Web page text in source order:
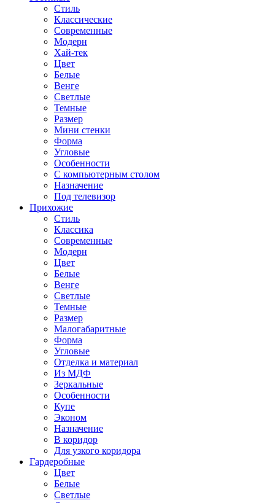
Стиль
Классические
Современные
Модерн
Хай-тек
Цвет
Белые
Венге
Светлые
Темные
Размер
Мини стенки
Форма
Угловые
Особенности
С компьютерным столом
Назначение
Под телевизор
Прихожие
Стиль
Классика
Современные
Модерн
Цвет
Белые
Венге
Светлые
Темные
Размер
Малогабаритные
Форма
Угловые
Отделка и материал
Из МДФ
Зеркальные
Особенности
Купе
Эконом
Назначение
В коридор
Для узкого коридора
Гардеробные
Цвет
Белые
Светлые